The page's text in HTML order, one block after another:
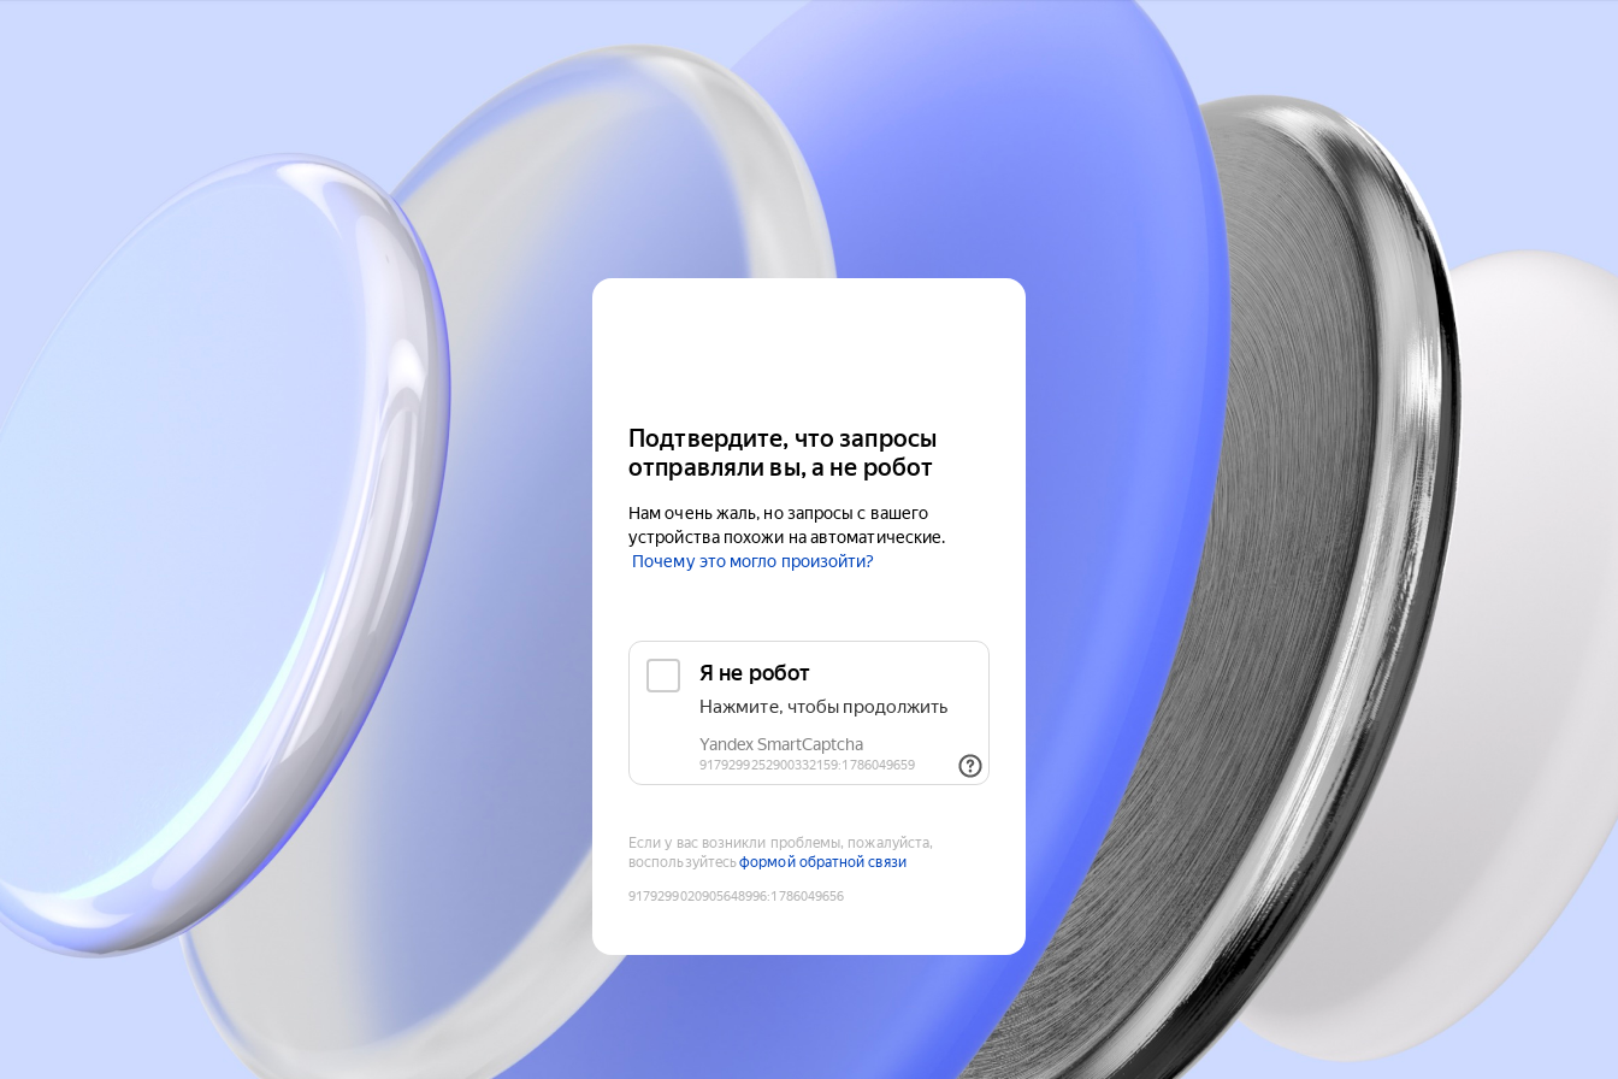
Подтвердите, что запросы
отправляли вы, а не робот
Нам очень жаль, но запросы с вашего
устройства похожи на автоматические.
Почему это могло произойти?
Если у вас возникли проблемы, пожалуйста,
воспользуйтесьформой обратной связи
9179299020905648996:1786049656